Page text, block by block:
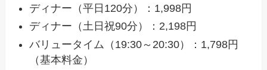
ディナー（平日120分）：1,998円
ディナー（土日祝90分）：2,198円
バリュータイム（19:30～20:30）：1,798円
（基本料金）